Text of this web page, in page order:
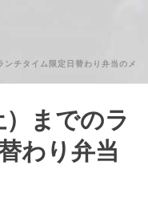
チタイム限定日替わり弁当のメ
までのラ
わり弁当